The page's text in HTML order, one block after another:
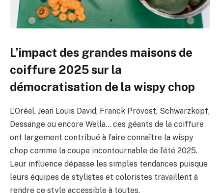
L’impact des grandes maisons de
coiffure 2025 sur la
démocratisation de la wispy chop
L’Oréal, Jean Louis David, Franck Provost, Schwarzkopf,
Dessange ou encore Wella… ces géants de la coiffure
ont largement contribué à faire connaître la wispy
chop comme la coupe incontournable de l’été 2025.
Leur influence dépasse les simples tendances puisque
leurs équipes de stylistes et coloristes travaillent à
rendre ce style accessible à toutes.